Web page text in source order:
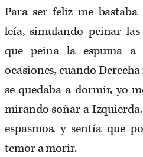
Para ser feliz me
leía, simulando peinar
que peina la espuma
ocasiones, cuando
se quedaba a dormir, yo
mirando soñar a
espasmos, y sentía que
temor a morir.